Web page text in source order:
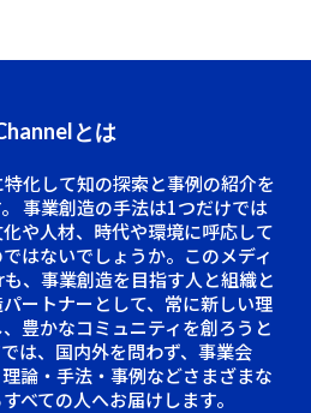
とは
化して知の探索と事例の紹介を
事業創造の手法は1つだけでは
や人材、時代や環境に呼応して
はないでしょうか。このメディ
、事業創造を目指す人と組織と
ートナーとして、常に新しい理
豊かなコミュニティを創ろうと
は、国内外を問わず、事業会
論・手法・事例などさまざまな
べての人へお届けします。